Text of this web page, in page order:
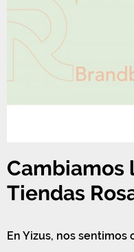
Cambiamos
Tiendas
En Yizus, nos sentimos